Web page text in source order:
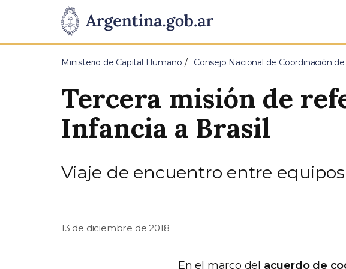
Presidencia
de
Pasar al contenido principal
Ministerio de Capital Humano Consejo Nacional de Coordinación
Tercera misión de
Infancia a Brasil
Viaje de encuentro entre
13 de diciembre de 2018
En el marco del acuerdo de